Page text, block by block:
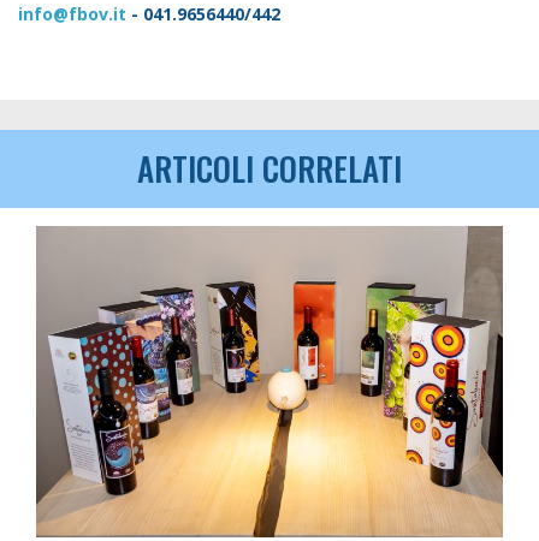
info@fbov.it - 041.9656440/442
ARTICOLI CORRELATI